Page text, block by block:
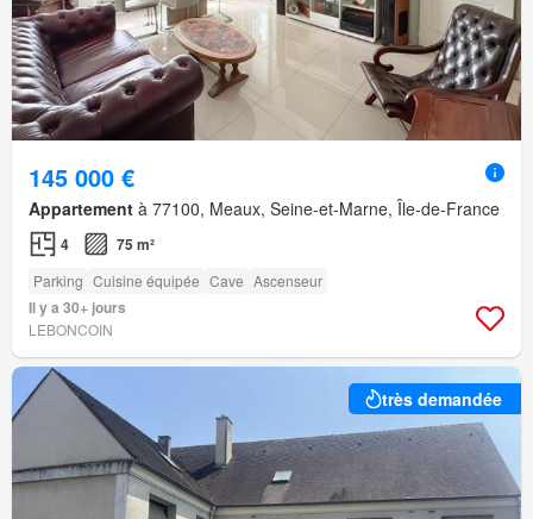
145 000 €
Appartement à 77100, Meaux, Seine-et-Marne, Île-de-France
4 75 m²
Parking Cuisine équipée Cave Ascenseur
Il y a 30+ jours
LEBONCOIN
très demandée